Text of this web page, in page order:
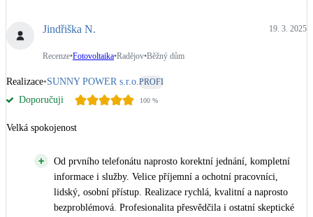
Jindřiška N. 19. 3. 2025
Recenze•Fotovoltaika•Radějov•Běžný dům
Realizace•SUNNY POWER s.r.o.PROFI
Doporučuji 100 %
Velká spokojenost
Od prvního telefonátu naprosto korektní jednání, kompletní
informace i služby. Velice příjemní a ochotní pracovníci,
lidský, osobní přístup. Realizace rychlá, kvalitní a naprosto
bezproblémová. Profesionalita přesvědčila i ostatní skeptické